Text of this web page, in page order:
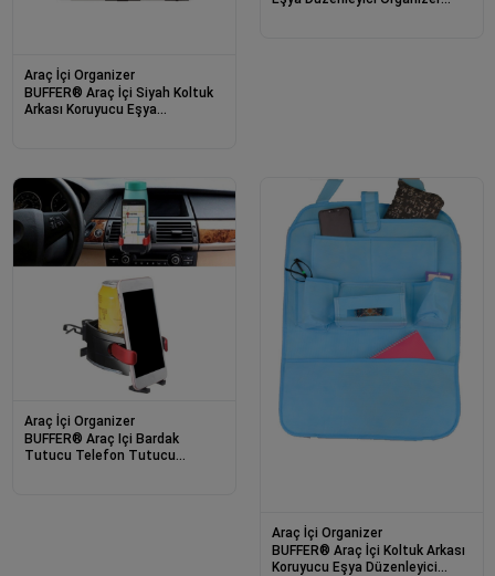
Araç İçi Organizer
BUFFER® Araç İçi Siyah Koltuk
Arkası Koruyucu Eşya
Araç İçi Organizer
BUFFER® Araç Içi Bardak
Tutucu Telefon Tutucu
Araç İçi Organizer
BUFFER® Araç İçi Koltuk Arkası
Koruyucu Eşya Düzenleyici